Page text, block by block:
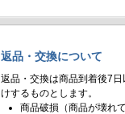
返品・交換について
返品・交換は商品到着後7
けするものとします。
商品破損（商品が壊れ